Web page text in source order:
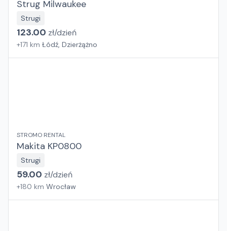
Strug Milwaukee
Strugi
123.00 zł/dzień
+171 km Łódź, Dzierżążno
STROMO RENTAL
Makita KP0800
Strugi
59.00 zł/dzień
+180 km Wrocław